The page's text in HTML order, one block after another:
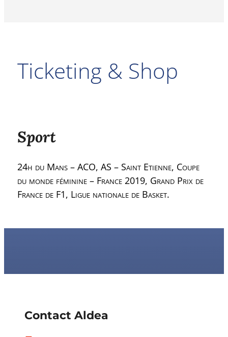
Ticketing & Shop
Sport
24h du Mans – ACO, AS – Saint Etienne, Coupe
du monde féminine – France 2019, Grand Prix de
France de F1, Ligue nationale de Basket.
Contact Aldea